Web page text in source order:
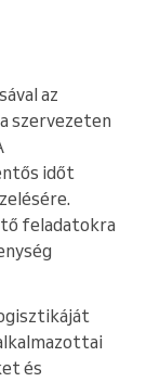
az
szervezeten
időt
feladatokra
és